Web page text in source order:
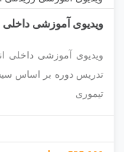
ویدیوی آموزشی داخلی
ویدیوی آموزشی داخلی
تیموری
با ارایه لایسنس و
های گوناگون وب؛